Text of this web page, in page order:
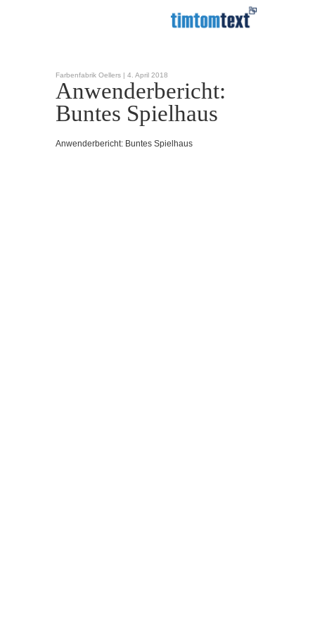
Farbenfabrik Oellers | 4. April 2018
Anwenderbericht:
Buntes Spielhaus
Anwenderbericht: Buntes Spielhaus